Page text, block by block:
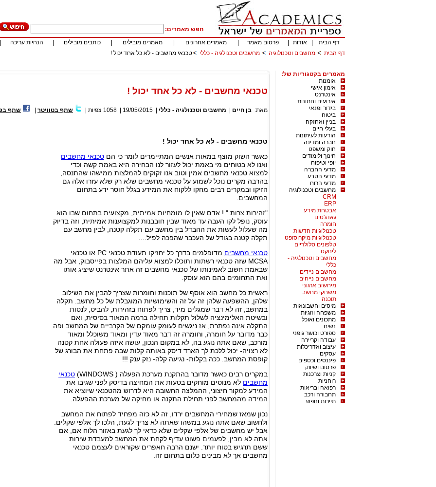
חפש מאמרים:
דף הבית
אודות פרסום מאמר מאמרים אחרונים מאמרים מובילים כותבים מובילים הנחיות עריכה
דף הבית
מחשבים וטכנולוגיה מחשבים וטכנולגיה - כללי טכנאי מחשבים - לא כל אחד יכול !
מאמרים בקטגוריות של:
אומנות
אימון אישי
אינטרנט
אירועים וחתונות
בידור ופנאי
ביטוח
בניין ואחזקה
בעלי חיים
הודעות לעיתונות
חברה ומדינה
חוק ומשפט
חינוך ולימודים
יופי וטיפוח
מדעי החברה
מדעי הטבע
מדעי הרוח
מחשבים וטכנולוגיה
CRM
ERP
אבטחת מידע
גאדג'טים
חומרה
טכנולוגיות חדשות
טכנולוגיות מיקרוסופט
טלפונים סלולריים
לינוקס
מחשבים וטכנולגיה -
כללי
מחשבים ניידים
מחשבים נייחים
מיחשוב ארגוני
משחקי מחשב
תוכנה
מיסים וחשבונאות
משפחה וזוגיות
מתכונים ואוכל
נשים
ספורט וכושר גופני
עבודה וקריירה
עיצוב ואדריכלות
עסקים
פיננסים וכספים
פרסום ושיווק
קניות וצרכנות
רוחניות
רפואה ובריאות
תחבורה ורכב
תיירות ונופש
טכנאי מחשבים - לא כל אחד יכול !
מאת: בן חיים מחשבים וטכנולגיה - כללי 19/05/2015
1058 צפיות שתף בטוויטר שתף
טכנאי מחשבים - לא כל אחד יכול !
כאשר השוק מוצף במאות אנשים המתיימרים לומר כי הם טכנאי מחשבים
ואנו לא בטוחים מי באמת יכול לעזור לנו הבחירה היא באמת קשה וכדי
למצוא טכנאי מחשבים אמין וטוב אנו זקוקים להמלצות ממישהו שהתנסה,
בהרבה מקרים נוכל לשמוע על טכנאי מחשבים שלא רק שלא עזרו אלה גם
הזיקו ובמקרים רבים מחקו ללקוח את המידע בגלל חוסר ידע בתחום
המחשבים.
"זהירות צרות " ! אדם שאין לו מומחיות אמיתית, מקצועית בתחום שבו הוא
עוסק, נופל לקו העבה עד מאוד שבין חובבנות למקצוענות אמיתית, וזה בדיוק
מה שעלול לעשות את ההבדל בין מחשב עם תקלה קטנה, לבין מחשב עם
תקלה קטנה בגודל של העכבר שהפכה לפיל....
טכנאי מחשבים
מדופלמים בדרך כל יחזיקו תעודת טכנאי PC או טכנאי
MCSA שזה טכנאי רשתות ותוכלו למצוא עליהם המלצות בפייסבוק, אבל מה
שבאמת חשוב לאמינותו של טכנאי מחשבים זה אתר אינטרנט שיציג אותו
ואת התחומים בהם הוא עוסק.
ראשית כל מחשב הוא אוסף של תוכנות וחומרות שצריך להבין את השילוב
שלהן, ההשפעה שלהן זה על זה והשימושיות המוגבלת של כל מחשב. תקלה
במחשב, זה לא דבר שמגלים מיד, צריך לפתוח בזהירות, להביט, לנסות
ובשיטת האלימינציה לשלול תקלות תחילה ברמה המאוד בסיסית, ואם
התקלה אינה נפתרת, אז ניגשים לעומק עומקם של הקרביים של המחשב ופה
כבר מדובר על חומרה, וחומרה זה דבר מאוד עדין ומאוד משוכלל ומאוד
מורכב, שאם אתה נוגע בה, לא במקום הנכון, עושה איזה פעולה אחת קטנה
לא רצויה- יכול ללכת לך הארד דיסק באותה קלות שבה פתחת את הבורג של
קופסת המחשב. ככה בקלות- נגיעה קלה- נזק ענק !!!
במקרים רבים כאשר מדובר בהתקנת מערכת הפעלה ( WINDOWS)
טכנאי
מחשבים לא מנוסים מוחקים בטעות את המחיצה בדיסק לפני שגיבו את
המידע למקור חיצוני, ההמלצה החשובה היא לדרוש מהטכנאי שיוציא את
המידה מהמחשב לפני תחילת התקנה או מחיקה של מערכת ההפעלה.
נכון שמאז שמחירי המחשבים ירדו, זה לא כזה מפחיד לפתוח את המחשב
ולחשוב שאם אתה נוגע במשהו שאתה לא צריך לגעת, הלכו לך אלפי שקלים.
אבל יש מחשבים של אלפי שקלים שלא כדאי לך לגעת באזור הלוח אם, אם
אתה לא מבין, לפעמים פשוט עדיף לקחת את המחשב למעבדת שירות
ששם תרגיש בטוח יותר. ישנם הרבה חאפרים שקוראים לעצמם טכנאי
מחשבים אך לא מבינים כלום בתחום זה.